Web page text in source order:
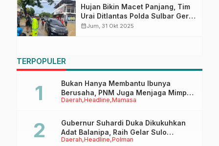
Hujan Bikin Macet Panjang, Tim
Urai Ditlantas Polda Sulbar Gerak
Cepat Atasi Kemacetan di SPBU
calendar_monthJum, 31 Okt 2025
TERPOPULER
Daerah Headline Mamasa
Bukan Hanya Membantu Ibunya
Berusaha, PNM Juga Menjaga Mimpi
Anaknya Untuk Menggapai Cita-Cita
Daerah Headline Polman
Gubernur Suhardi Duka Dikukuhkan
Adat Balanipa, Raih Gelar Sulo
Tappidena